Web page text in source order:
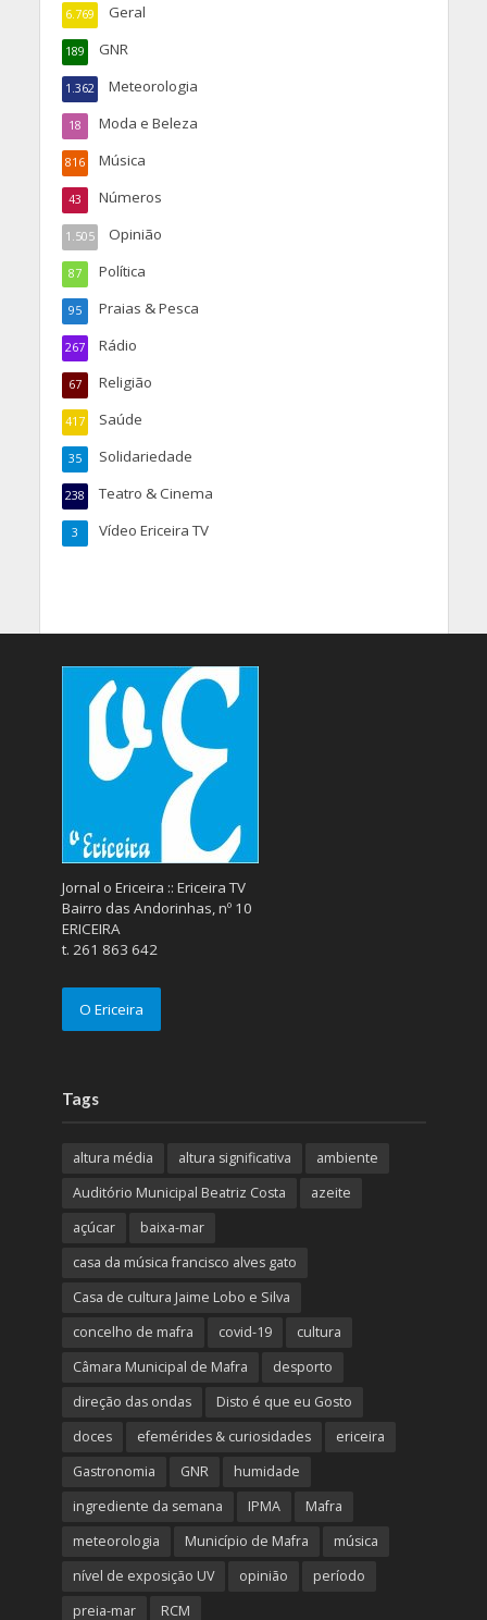
Geral
6.769
GNR
189
Meteorologia
1.362
Moda e Beleza
18
Música
816
Números
43
Opinião
1.505
Política
87
Praias & Pesca
95
Rádio
267
Religião
67
Saúde
417
Solidariedade
35
Teatro & Cinema
238
Vídeo Ericeira TV
3
Jornal o Ericeira :: Ericeira TV
Bairro das Andorinhas, nº 10
ERICEIRA
t. 261 863 642
O Ericeira
Tags
altura média altura significativa
ambiente
Auditório Municipal Beatriz Costa
azeite
açúcar
baixa-mar
casa da música francisco alves gato
Casa de cultura Jaime Lobo e Silva
concelho de mafra
covid-19
cultura
Câmara Municipal de Mafra
desporto
direção das ondas
Disto é que eu Gosto
doces
efemérides & curiosidades
ericeira
Gastronomia
GNR
humidade
ingrediente da semana
IPMA
Mafra
meteorologia
Município de Mafra
música
nível de exposição UV
opinião
período
preia-mar
RCM